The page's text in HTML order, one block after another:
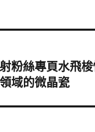
粉絲專頁水飛
域的微晶瓷